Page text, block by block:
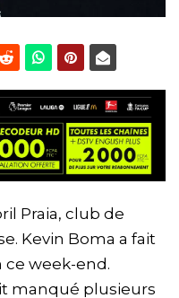
Praia, club de
Kevin Boma a fait
week-end.
manqué plusieurs